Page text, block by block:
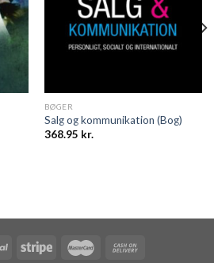
BØGER
Salg og kommunikation (Bog)
368.95 kr.